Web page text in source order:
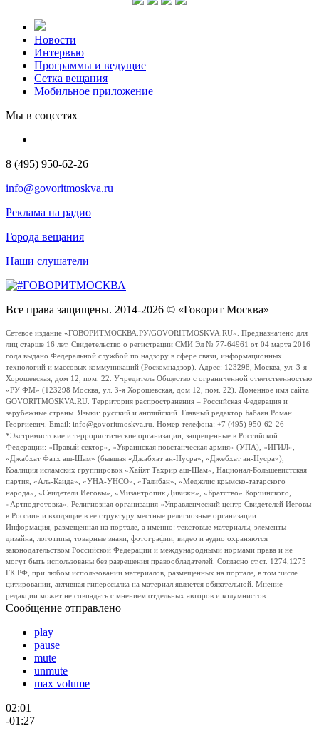
Новости
Интервью
Программы и ведущие
Сетка вещания
Мобильное приложение
Мы в соцсетях
8 (495) 950-62-26
info@govoritmoskva.ru
Реклама на радио
Города вещания
Наши слушатели
Все права защищены. 2014-2026 © «Говорит Москва»
Сетевое издание «ГОВОРИТМОСКВА.РУ/GOVORITMOSKVA.RU». Предназначено для
лиц старше 16 лет. Свидетельство о регистрации СМИ Эл № 77-64961 от 04 марта 2016
года выдано Федеральной службой по надзору в сфере связи, информационных
технологий и массовых коммуникаций (Роскомнадзор). Адрес: 123298, Москва, ул. 3-я
Хорошевская, дом 12, пом. 22. Учредитель Общество с ограниченной ответственностью
«РУ ФМ» (123298 Москва, ул. 3-я Хорошевская, дом 12, пом. 22). Доменное имя сайта
GOVORITMOSKVA.RU. Территория распространения – Российская Федерация и
зарубежные страны. Языки: русский и английский. Главный редактор Бабаян Роман
Георгиевич. Email: info@govoritmoskva.ru. Номер телефона: +7 (495) 950-62-26
*Экстремистские и террористические организации, запрещенные в Российской
Федерации: «Правый сектор», «Украинская повстанческая армия» (УПА), «ИГИЛ»,
«Джабхат Фатх аш-Шам» (бывшая «Джабхат ан-Нусра», «Джебхат ан-Нусра»),
Коалиция исламских группировок «Хайят Тахрир аш-Шам», Национал-Большевистская
партия, «Аль-Каида», «УНА-УНСО», «Талибан», «Меджлис крымско-татарского
народа», «Свидетели Иеговы», «Мизантропик Дивижн», «Братство» Корчинского,
«Артподготовка», Религиозная организация «Управленческий центр Свидетелей Иеговы
в России» и входящие в ее структуру местные религиозные организации.
Информация, размещенная на портале, а именно: текстовые материалы, элементы
дизайна, логотипы, товарные знаки, фотографии, видео и аудио охраняются
законодательством Российской Федерации и международными нормами права и не
могут быть использованы без разрешения правообладателей. Согласно ст.ст. 1274,1275
ГК РФ, при любом использовании материалов, размещенных на портале, в том числе
цитировании, активная гиперссылка на материал является обязательной. Мнение
редакции может не совпадать с мнением отдельных авторов и колумнистов.
Сообщение отправлено
play
pause
mute
unmute
max volume
02:01
-01:27